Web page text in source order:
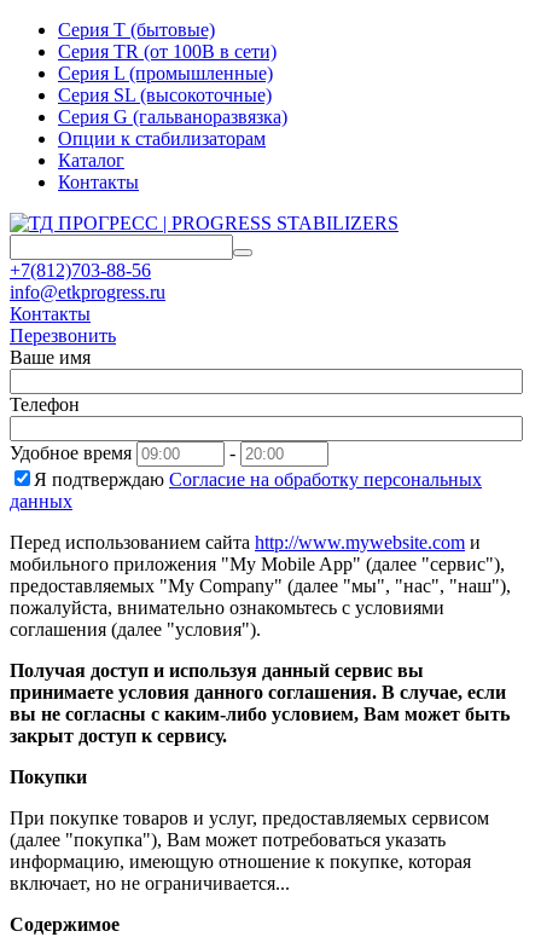
Серия T (бытовые)
Серия TR (от 100В в сети)
Серия L (промышленные)
Серия SL (высокоточные)
Серия G (гальваноразвязка)
Опции к стабилизаторам
Каталог
Контакты
+7(812)703-88-56
info@etkprogress.ru
Контакты
Перезвонить
Ваше имя
Телефон
Удобное время
-
Я подтверждаю Согласие на обработку персональных
данных
Перед использованием сайта http://www.mywebsite.com и
мобильного приложения "My Mobile App" (далее "сервис"),
предоставляемых "My Company" (далее "мы", "нас", "наш"),
пожалуйста, внимательно ознакомьтесь с условиями
соглашения (далее "условия").
Получая доступ и используя данный сервис вы
принимаете условия данного соглашения. В случае, если
вы не согласны с каким-либо условием, Вам может быть
закрыт доступ к сервису.
Покупки
При покупке товаров и услуг, предоставляемых сервисом
(далее "покупка"), Вам может потребоваться указать
информацию, имеющую отношение к покупке, которая
включает, но не ограничивается...
Содержимое